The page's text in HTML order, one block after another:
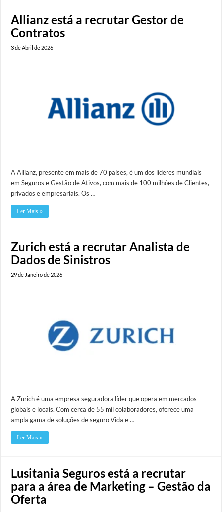
Allianz está a recrutar Gestor de
Contratos
3 de Abril de 2026
A Allianz, presente em mais de 70 países, é um dos líderes mundiais
em Seguros e Gestão de Ativos, com mais de 100 milhões de Clientes,
privados e empresariais. Os …
Ler Mais »
Zurich está a recrutar Analista de
Dados de Sinistros
29 de Janeiro de 2026
A Zurich é uma empresa seguradora líder que opera em mercados
globais e locais. Com cerca de 55 mil colaboradores, oferece uma
ampla gama de soluções de seguro Vida e …
Ler Mais »
Lusitania Seguros está a recrutar
para a área de Marketing – Gestão da
Oferta